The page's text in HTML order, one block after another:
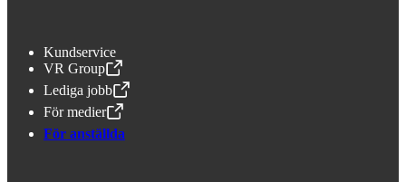
Kundservice
VR Group
,Öppnas i en ny flik
Lediga jobb
,Öppnas i en ny flik
För medier
,Öppnas i en ny flik
För anställda